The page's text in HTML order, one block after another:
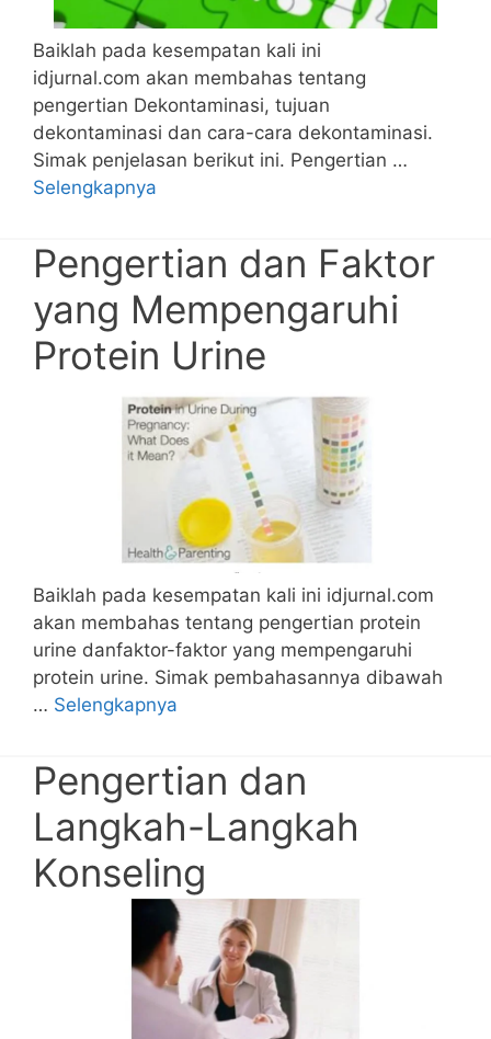
Baiklah pada kesempatan kali ini
idjurnal.com akan membahas tentang
pengertian Dekontaminasi, tujuan
dekontaminasi dan cara-cara dekontaminasi.
Simak penjelasan berikut ini. Pengertian …
Selengkapnya
Pengertian dan Faktor
yang Mempengaruhi
Protein Urine
Baiklah pada kesempatan kali ini idjurnal.com
akan membahas tentang pengertian protein
urine danfaktor-faktor yang mempengaruhi
protein urine. Simak pembahasannya dibawah
… Selengkapnya
Pengertian dan
Langkah-Langkah
Konseling